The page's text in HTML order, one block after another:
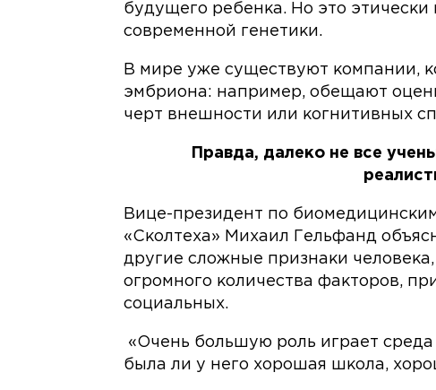
будущего ребенка. Но это
современной генетики.
В мире уже существуют компании,
эмбриона: например, обещают
черт внешности или когнитивных
Правда, далеко не все
Вице-президент по
«Сколтеха» Михаил Гельфанд
другие сложные признаки
огромного количества факторов,
социальных.
«Очень большую роль играет
была ли у него хорошая школа,